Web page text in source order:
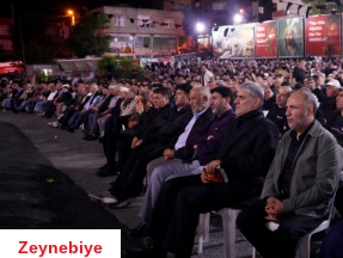
Zeynebiye